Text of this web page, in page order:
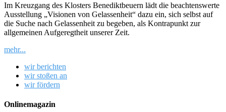
Im Kreuzgang des Klosters Benediktbeuern lädt die beachtenswerte
Ausstellung „Visionen von Gelassenheit“ dazu ein, sich selbst auf
die Suche nach Gelassenheit zu begeben, als Kontrapunkt zur
allgemeinen Aufgeregtheit unserer Zeit.
mehr...
wir berichten
wir stoßen an
wir fördern
Onlinemagazin